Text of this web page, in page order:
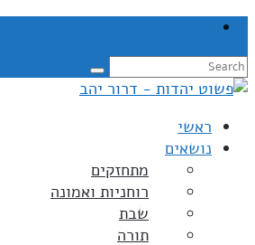
ראשי
נושאים
מתחזקים
רוחניות ואמונה
שבת
תורה